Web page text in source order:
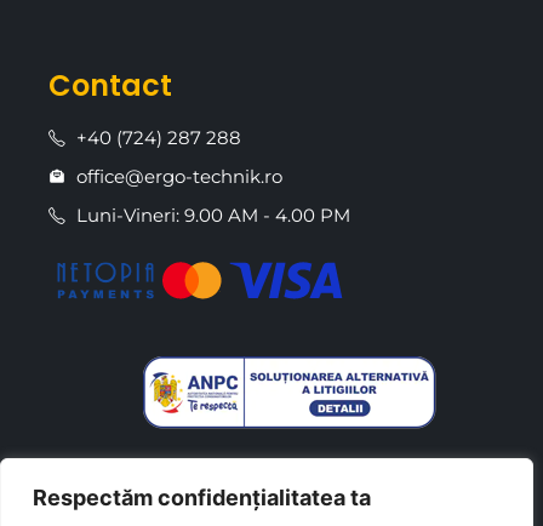
Respectăm confidențialitatea ta
Contact
+40 (724) 287 288
office@ergo-technik.ro
Luni-Vineri: 9.00 AM - 4.00 PM